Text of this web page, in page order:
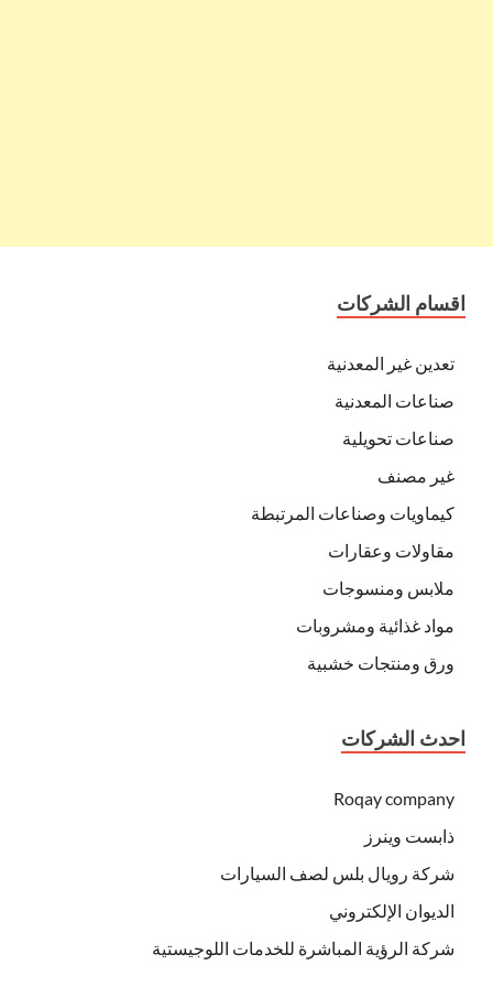
اقسام الشركات
تعدين غير المعدنية
صناعات المعدنية
صناعات تحويلية
غير مصنف
كيماويات وصناعات المرتبطة
مقاولات وعقارات
ملابس ومنسوجات
مواد غذائية ومشروبات
ورق ومنتجات خشبية
احدث الشركات
Roqay company
ذابست وينرز
شركة رويال بلس لصف السيارات
الديوان الإلكتروني
شركة الرؤية المباشرة للخدمات اللوجيستية